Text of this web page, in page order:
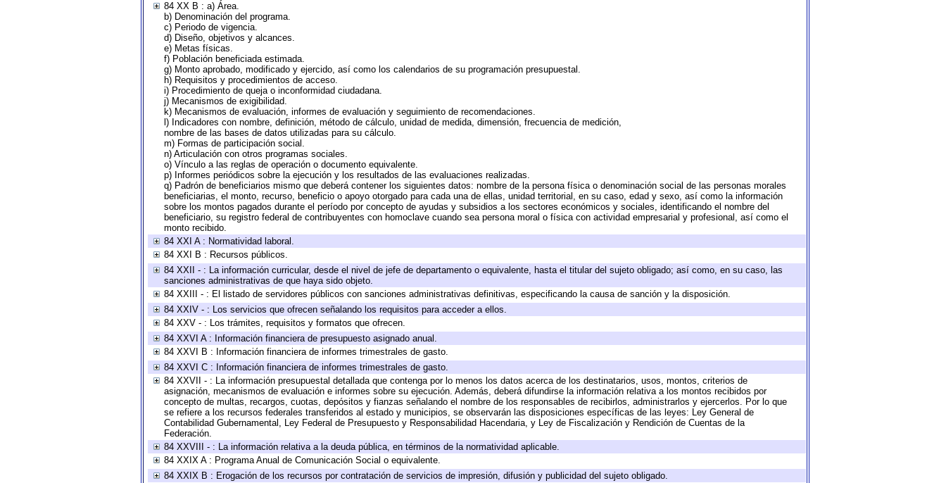
84 XX B : a) Área.
b) Denominación del programa.
c) Periodo de vigencia.
d) Diseño, objetivos y alcances.
e) Metas físicas.
f) Población beneficiada estimada.
g) Monto aprobado, modificado y ejercido, así como los calendarios de su programación presupuestal.
h) Requisitos y procedimientos de acceso.
i) Procedimiento de queja o inconformidad ciudadana.
j) Mecanismos de exigibilidad.
k) Mecanismos de evaluación, informes de evaluación y seguimiento de recomendaciones.
l) Indicadores con nombre, definición, método de cálculo, unidad de medida, dimensión, frecuencia de medición,
nombre de las bases de datos utilizadas para su cálculo.
m) Formas de participación social.
n) Articulación con otros programas sociales.
o) Vínculo a las reglas de operación o documento equivalente.
p) Informes periódicos sobre la ejecución y los resultados de las evaluaciones realizadas.
q) Padrón de beneficiarios mismo que deberá contener los siguientes datos: nombre de la persona física o denominación social de las personas morales
beneficiarias, el monto, recurso, beneficio o apoyo otorgado para cada una de ellas, unidad territorial, en su caso, edad y sexo, así como la información
sobre los montos pagados durante el período por concepto de ayudas y subsidios a los sectores económicos y sociales, identificando el nombre del
beneficiario, su registro federal de contribuyentes con homoclave cuando sea persona moral o física con actividad empresarial y profesional, así como el
monto recibido.
84 XXI A : Normatividad laboral.
84 XXI B : Recursos públicos.
84 XXII - : La información curricular, desde el nivel de jefe de departamento o equivalente, hasta el titular del sujeto obligado; así como, en su caso, las
sanciones administrativas de que haya sido objeto.
84 XXIII - : El listado de servidores públicos con sanciones administrativas definitivas, especificando la causa de sanción y la disposición.
84 XXIV - : Los servicios que ofrecen señalando los requisitos para acceder a ellos.
84 XXV - : Los trámites, requisitos y formatos que ofrecen.
84 XXVI A : Información financiera de presupuesto asignado anual.
84 XXVI B : Información financiera de informes trimestrales de gasto.
84 XXVI C : Información financiera de informes trimestrales de gasto.
84 XXVII - : La información presupuestal detallada que contenga por lo menos los datos acerca de los destinatarios, usos, montos, criterios de
asignación, mecanismos de evaluación e informes sobre su ejecución. Además, deberá difundirse la información relativa a los montos recibidos por
concepto de multas, recargos, cuotas, depósitos y fianzas señalando el nombre de los responsables de recibirlos, administrarlos y ejercerlos. Por lo que
se refiere a los recursos federales transferidos al estado y municipios, se observarán las disposiciones específicas de las leyes: Ley General de
Contabilidad Gubernamental, Ley Federal de Presupuesto y Responsabilidad Hacendaria, y Ley de Fiscalización y Rendición de Cuentas de la
Federación.
84 XXVIII - : La información relativa a la deuda pública, en términos de la normatividad aplicable.
84 XXIX A : Programa Anual de Comunicación Social o equivalente.
84 XXIX B : Erogación de los recursos por contratación de servicios de impresión, difusión y publicidad del sujeto obligado.